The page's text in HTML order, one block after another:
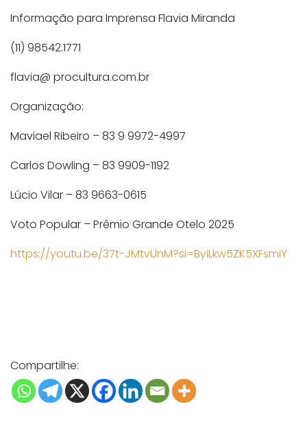
Informação para Imprensa Flavia Miranda
(11) 98542.1771
flavia@ procultura.com.br
Organização:
Maviael Ribeiro – 83 9 9972-4997
Carlos Dowling – 83 9909-1192
Lúcio Vilar – 83 9663-0615
Voto Popular – Prêmio Grande Otelo 2025
https://youtu.be/37t-JMtvUnM?si=ByiLkw5ZK5XFsmiY
Compartilhe: